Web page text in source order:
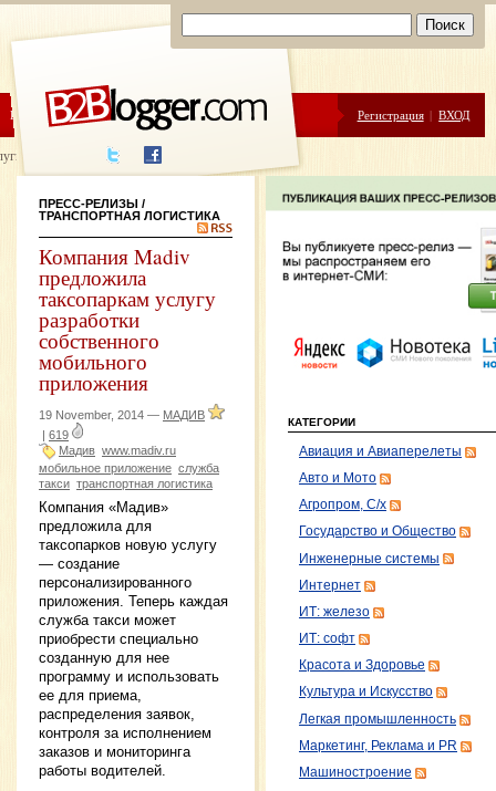
ЦЕНЫ ПОМОЩЬ Регистрация | ВХОД
написания
ПРЕСС-РЕЛИЗЫ /
ТРАНСПОРТНАЯ ЛОГИСТИКА
Компания Madiv
предложила
таксопаркам услугу
разработки
собственного
мобильного
приложения
19 November, 2014 — МАДИВ
| 619
Мадив www.madiv.ru
мобильное приложение служба
такси транспортная логистика
Компания «Мадив»
предложила для
таксопарков новую услугу
— создание
персонализированного
приложения. Теперь каждая
служба такси может
приобрести специально
созданную для нее
программу и использовать
ее для приема,
распределения заявок,
контроля за исполнением
заказов и мониторинга
работы водителей.
КАТЕГОРИИ
Авиация и Авиаперелеты
Авто и Мото
Агропром, С/х
Государство и Общество
Инженерные системы
Интернет
ИТ: железо
ИТ: софт
Красота и Здоровье
Культура и Искусство
Легкая промышленность
Маркетинг, Реклама и PR
Машиностроение